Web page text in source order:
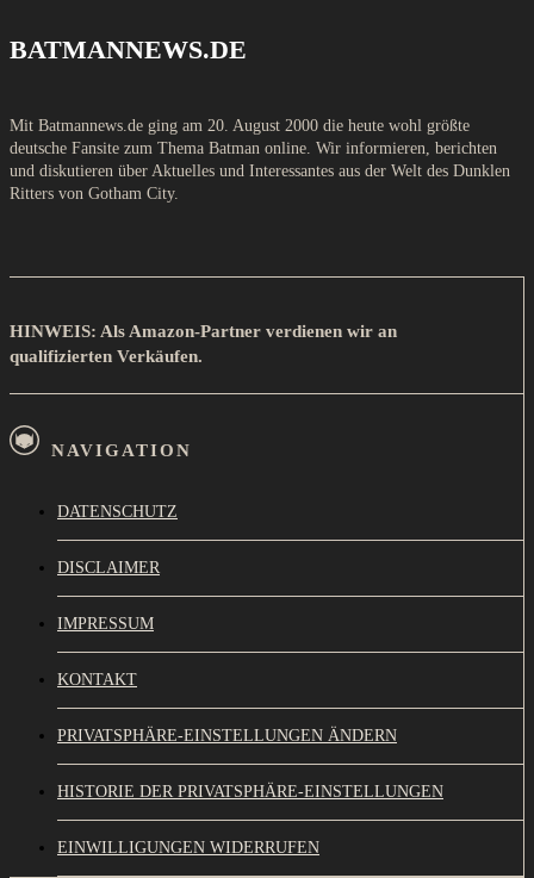
BATMANNEWS.DE
Mit Batmannews.de ging am 20. August 2000 die heute wohl größte
deutsche Fansite zum Thema Batman online. Wir informieren, berichten
und diskutieren über Aktuelles und Interessantes aus der Welt des Dunklen
Ritters von Gotham City.
HINWEIS: Als Amazon-Partner verdienen wir an
qualifizierten Verkäufen.
NAVIGATION
DATENSCHUTZ
DISCLAIMER
IMPRESSUM
KONTAKT
PRIVATSPHÄRE-EINSTELLUNGEN ÄNDERN
HISTORIE DER PRIVATSPHÄRE-EINSTELLUNGEN
EINWILLIGUNGEN WIDERRUFEN